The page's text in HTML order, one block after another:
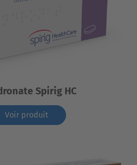
Spirig HC
Voir produit